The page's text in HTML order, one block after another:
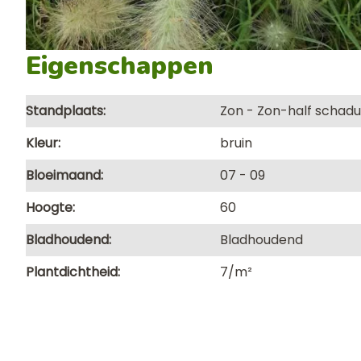
Eigenschappen
Standplaats Zon
Zon-half
Kleur
bruin
Bloeimaand
07
09
Hoogte
60
Bladhoudend
Bladhoudend
Plantdichtheid
7/m²